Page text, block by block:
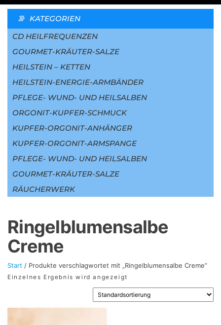
KATEGORIEN
CD HEILFREQUENZEN
GOURMET-KRÄUTER-SALZE
HEILSTEIN – KETTEN
HEILSTEIN-ENERGIE-ARMBÄNDER
PFLEGE- WUND- UND HEILSALBEN
ORGONIT-KUPFER-SCHMUCK
KUPFER-ORGONIT-ANHÄNGER
KUPFER-ORGONIT-ARMSPANGE
PFLEGE- WUND- UND HEILSALBEN
GOURMET-KRÄUTER-SALZE
RÄUCHERWERK
Ringelblumensalbe
Creme
Start / Produkte verschlagwortet mit „Ringelblumensalbe Creme“
Einzelnes Ergebnis wird angezeigt